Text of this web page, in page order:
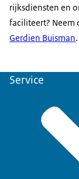
rijksdiensten en
faciliteert? Neem
Gerdien Buisman.
Service